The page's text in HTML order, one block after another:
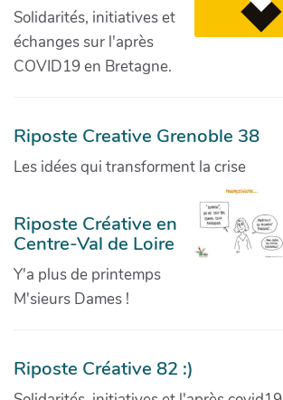
Solidarités, initiatives et
échanges sur l'après
COVID19 en Bretagne.
Riposte Creative Grenoble 38
Les idées qui transforment la crise
Riposte Créative en
Centre-Val de Loire
Y'a plus de printemps
M'sieurs Dames !
Riposte Créative 82 :)